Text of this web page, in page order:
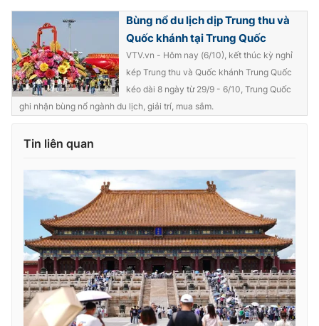
THỜI BÁO VTV
Theo dõi báo trên
Cơ quan chủ quản:Đài Truyền hình Việt Nam
Cơ quan báo chí:Thời báo VTV
Giấy phép hoạt động báo in và báo điện tử số 483/GP-BTTTT
cấp ngày 29/12/2023
Tổng Biên tập:Vũ Thanh Thủy
Phó Tổng Biên tập:Nguyễn Thị Mỹ Hạnh, Phạm Quốc Thắng,
Nguyễn Trọng Ninh
Tổng đài VTV:024.38 355 931 - 024.38 355 932
Bùng nổ du lịch dịp Trung thu và
Quốc khánh tại Trung Quốc
VTV.vn - Hôm nay (6/10), kết thúc kỳ nghỉ
kép Trung thu và Quốc khánh Trung Quốc
kéo dài 8 ngày từ 29/9 - 6/10, Trung Quốc
ghi nhận bùng nổ ngành du lịch, giải trí, mua sắm.
Tin liên quan